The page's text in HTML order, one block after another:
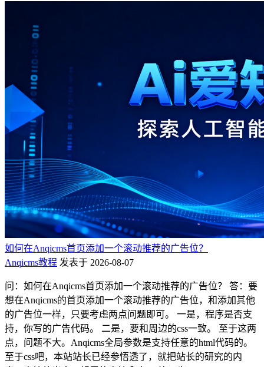
如何在Anqicms首页添加一个滚动推荐的广告位？
Anqicms教程 发表于 2026-08-07
问：如何在Anqicms首页添加一个滚动推荐的广告位？ 答：要
想在Anqicms的首页添加一个滚动推荐的广告位，和添加其他
的广告位一样，只要考虑两点问题即可。 一是，程序是否支
持，你写的广告代码。 二是，要和周边的css一致。 至于这两
点，问题不大。Anqicms全局参数是支持任意的html代码的。
至于css吧，本站站长已经参悟透了，就把站长的研究的内